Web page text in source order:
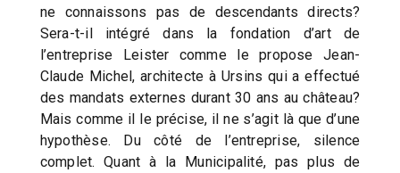
ne connaissons pas de descendants directs?
Sera-t-il intégré dans la fondation d’art de
l’entreprise Leister comme le propose Jean-
Claude Michel, architecte à Ursins qui a effectué
des mandats externes durant 30 ans au château?
Mais comme il le précise, il ne s’agit là que d’une
hypothèse. Du côté de l’entreprise, silence
complet. Quant à la Municipalité, pas plus de